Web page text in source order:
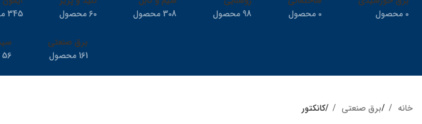
0 محصول
0 محصول
98 محصول
308 محصول
60 محصول
345 محصول
برق صنعتی
161 محصول
56 محصول
خانه برق صنعتی کانکتور